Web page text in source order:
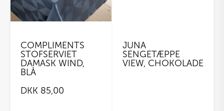
COMPLIMENTS
STOFSERVIET
DAMASK WIND,
BLÅ
DKK 85,00
JUNA
SENGETÆPPE
VIEW, CHOKOLADE